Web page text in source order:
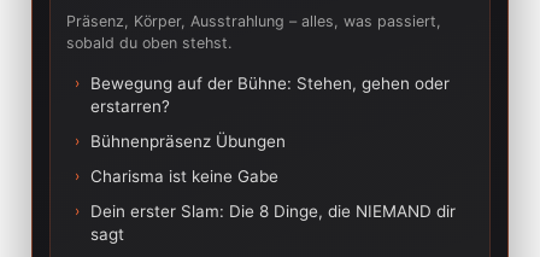
Präsenz, Körper, Ausstrahlung – alles, was passiert,
sobald du oben stehst.
›
Bewegung auf der Bühne: Stehen, gehen oder
erstarren?
› Bühnenpräsenz Übungen
› Charisma ist keine Gabe
›
Dein erster Slam: Die 8 Dinge, die NIEMAND dir
sagt